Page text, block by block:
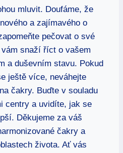
mluvit. Doufáme, že
a zajímavého o
pečovat o své
snaží říct o vašem
a duševním stavu. Pokud
ještě více, neváhejte
čakry. Buďte v souladu
centry a uvidíte, jak se
Děkujeme za váš
čakry a
života. Ať vás